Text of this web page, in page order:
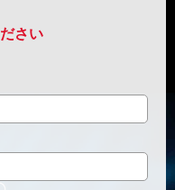
さい